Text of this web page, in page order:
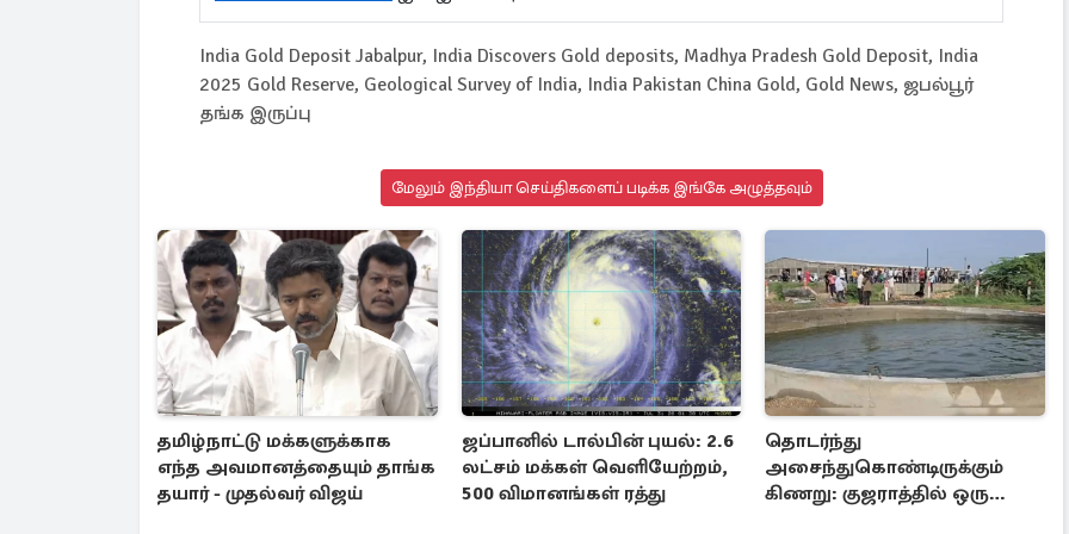
India Gold Deposit Jabalpur, India Discovers Gold deposits, Madhya Pradesh Gold Deposit, India
2025 Gold Reserve, Geological Survey of India, India Pakistan China Gold, Gold News, ஜபல்பூர்
தங்க இருப்பு
மேலும் இந்தியா செய்திகளைப் படிக்க இங்கே அழுத்தவும்
தமிழ்நாட்டு மக்களுக்காக
எந்த அவமானத்தையும் தாங்க
தயார் - முதல்வர் விஜய்
ஜப்பானில் டால்பின் புயல்: 2.6
லட்சம் மக்கள் வெளியேற்றம்,
500 விமானங்கள் ரத்து
தொடர்ந்து
அசைந்துகொண்டிருக்கும்
கிணறு: குஜராத்தில் ஒரு